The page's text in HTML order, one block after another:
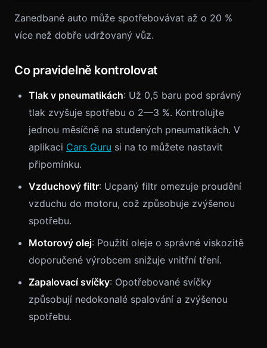
Zanedbané auto může spotřebovávat až o 20 %
více než dobře udržovaný vůz.
Co pravidelně kontrolovat
Tlak v pneumatikách: Už 0,5 baru pod správný
tlak zvyšuje spotřebu o 2—3 %. Kontrolujte
jednou měsíčně na studených pneumatikách. V
aplikaci Cars Guru si na to můžete nastavit
připomínku.
Vzduchový filtr: Ucpaný filtr omezuje proudění
vzduchu do motoru, což způsobuje zvýšenou
spotřebu.
Motorový olej: Použití oleje o správné viskozitě
doporučené výrobcem snižuje vnitřní tření.
Zapalovací svíčky: Opotřebované svíčky
způsobují nedokonalé spalování a zvýšenou
spotřebu.